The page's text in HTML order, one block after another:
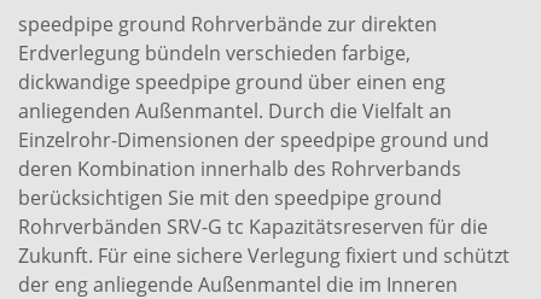
speedpipe ground Rohrverbände zur direkten
Erdverlegung bündeln verschieden farbige,
dickwandige speedpipe ground über einen eng
anliegenden Außenmantel. Durch die Vielfalt an
Einzelrohr-Dimensionen der speedpipe ground und
deren Kombination innerhalb des Rohrverbands
berücksichtigen Sie mit den speedpipe ground
Rohrverbänden SRV-G tc Kapazitätsreserven für die
Zukunft. Für eine sichere Verlegung fixiert und schützt
der eng anliegende Außenmantel die im Inneren